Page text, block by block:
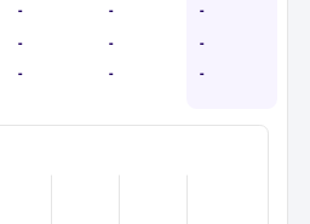
- -
-
- -
-
- - -